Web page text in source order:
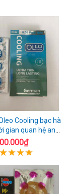
Cooling bạc hà
gian quan hệ an
toàn